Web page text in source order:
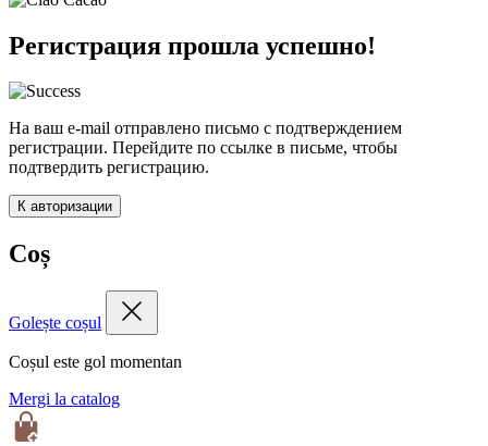
Регистрация прошла успешно!
На ваш e-mail отправлено письмо с подтверждением
регистрации. Перейдите по ссылке в письме, чтобы
подтвердить регистрацию.
К авторизации
Coș
Golește coșul
Coșul este gol momentan
Mergi la catalog